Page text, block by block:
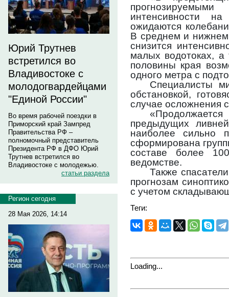
Юрий Трутнев
встретился во
Владивостоке с
молодогвардейцами
"Единой России"
Во время рабочей поездки в
Приморский край Зампред
Правительства РФ –
полномочный представитель
Президента РФ в ДФО Юрий
Трутнев встретился во
Владивостоке с молодежью.
статьи раздела
Регион сегодня
28 Мая 2026, 14:14
интенсивности
ожидаются
В среднем и нижнем
снизится
малых водотоках,
половины края
одного метра с
Специалисты
обстановкой,
случае осложнения
предыдущих
наиболее сильно
сформирована
составе более
ведомстве.
Также
прогнозам
с учетом
Теги:
Loading...